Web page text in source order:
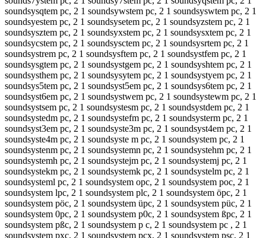
soundsysqtem pc, 2 1 soundsywstem pc, 2 1 soundsyswtem pc, 2 1
soundsyestem pc, 2 1 soundsysetem pc, 2 1 soundsyzstem pc, 2 1
soundsysztem pc, 2 1 soundsyxstem pc, 2 1 soundsysxtem pc, 2 1
soundsycstem pc, 2 1 soundsysctem pc, 2 1 soundsysrtem pc, 2 1
soundsystrem pc, 2 1 soundsysftem pc, 2 1 soundsystfem pc, 2 1
soundsysgtem pc, 2 1 soundsystgem pc, 2 1 soundsyshtem pc, 2 1
soundsysthem pc, 2 1 soundsysytem pc, 2 1 soundsystyem pc, 2 1
soundsys5tem pc, 2 1 soundsyst5em pc, 2 1 soundsys6tem pc, 2 1
soundsyst6em pc, 2 1 soundsystwem pc, 2 1 soundsystewm pc, 2 1
soundsystsem pc, 2 1 soundsystesm pc, 2 1 soundsystdem pc, 2 1
soundsystedm pc, 2 1 soundsystefm pc, 2 1 soundsysterm pc, 2 1
soundsyst3em pc, 2 1 soundsyste3m pc, 2 1 soundsyst4em pc, 2 1
soundsyste4m pc, 2 1 soundsyste m pc, 2 1 soundsystem pc, 2 1
soundsystenm pc, 2 1 soundsystemn pc, 2 1 soundsystehm pc, 2 1
soundsystemh pc, 2 1 soundsystejm pc, 2 1 soundsystemj pc, 2 1
soundsystekm pc, 2 1 soundsystemk pc, 2 1 soundsystelm pc, 2 1
soundsysteml pc, 2 1 soundsystem opc, 2 1 soundsystem poc, 2 1
soundsystem lpc, 2 1 soundsystem plc, 2 1 soundsystem öpc, 2 1
soundsystem pöc, 2 1 soundsystem üpc, 2 1 soundsystem püc, 2 1
soundsystem 0pc, 2 1 soundsystem p0c, 2 1 soundsystem ßpc, 2 1
soundsystem pßc, 2 1 soundsystem p c, 2 1 soundsystem pc , 2 1
soundsystem pxc, 2 1 soundsystem pcx, 2 1 soundsystem psc, 2 1